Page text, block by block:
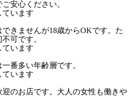
安心ください。
ています
きませんが18歳からOKです。た
可です。
ています
番多い年齢層です。
ています
迎のお店です。大人の女性も働きや